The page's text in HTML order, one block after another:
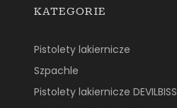
KATEGORIE
Pistolety lakiernicze
Szpachle
Pistolety lakiernicze DEVILBISS